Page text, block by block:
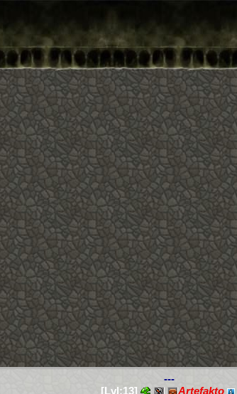
---
[Lvl:13]
Artefakto